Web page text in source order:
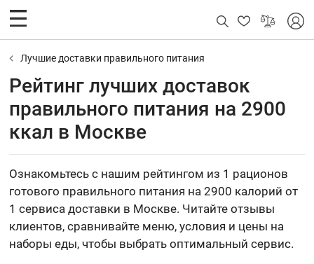
Лучшие доставки правильного питания
Рейтинг лучших доставок
правильного питания на 2900
ккал в Москве
Ознакомьтесь с нашим рейтингом из 1 рационов
готового правильного питания на 2900 калорий от
1 сервиса доставки в Москве. Читайте отзывы
клиентов, сравнивайте меню, условия и цены на
наборы еды, чтобы выбрать оптимальный сервис.